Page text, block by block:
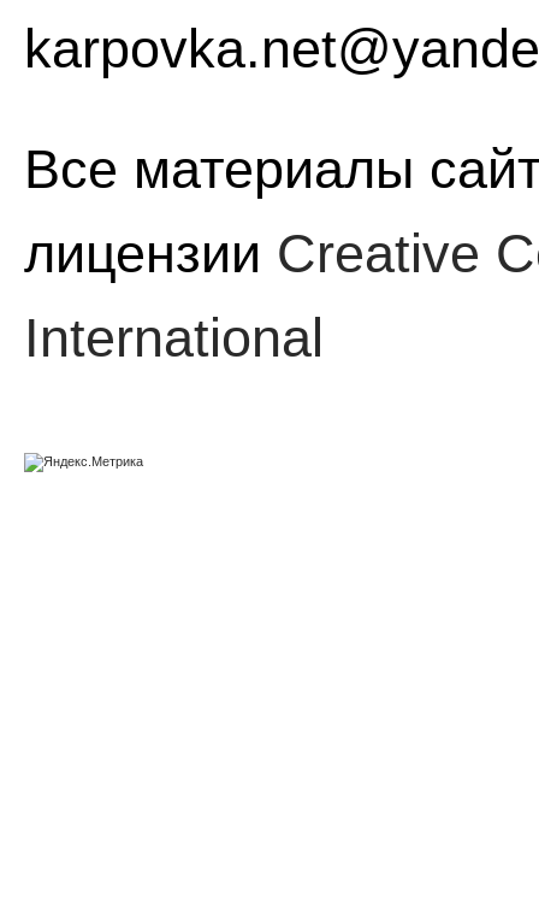
Все материалы
лицензии Creative
International